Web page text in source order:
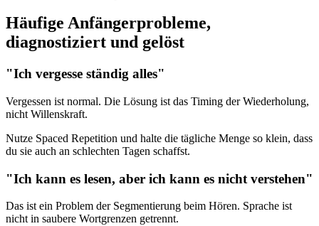
Häufige Anfängerprobleme,
diagnostiziert und gelöst
"Ich vergesse ständig alles"
Vergessen ist normal. Die Lösung ist das Timing der Wiederholung,
nicht Willenskraft.
Nutze Spaced Repetition und halte die tägliche Menge so klein, dass
du sie auch an schlechten Tagen schaffst.
"Ich kann es lesen, aber ich kann es nicht verstehen"
Das ist ein Problem der Segmentierung beim Hören. Sprache ist
nicht in saubere Wortgrenzen getrennt.